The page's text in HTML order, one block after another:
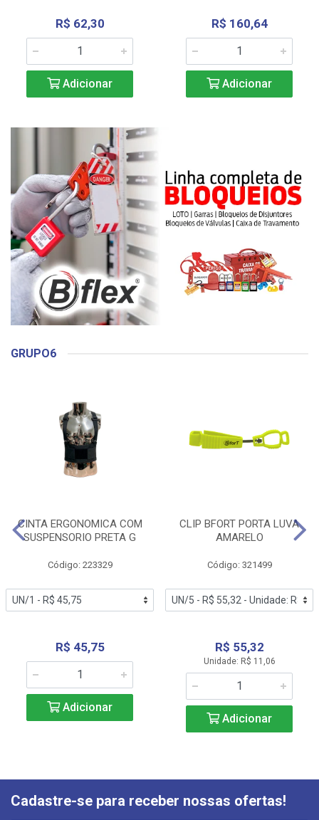
R$ 62,30
Adicionar
R$ 160,64
Adicionar
GRUPO6
CINTA ERGONOMICA COM
SUSPENSORIO PRETA G
Código: 223329
R$ 45,75
Adicionar
CLIP BFORT PORTA LUVA
AMARELO
Código: 321499
R$ 55,32
Unidade: R$ 11,06
Adicionar
Cadastre-se para receber nossas ofertas!